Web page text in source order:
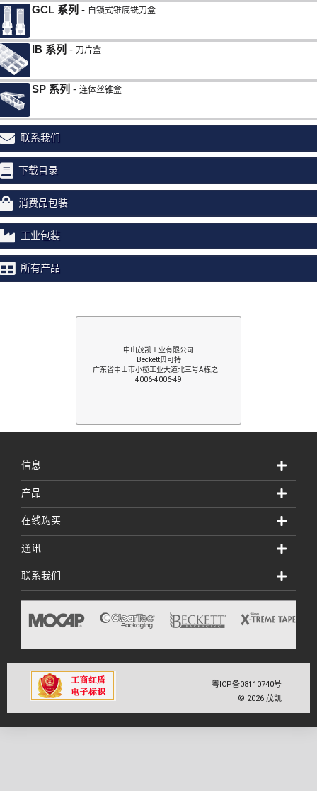
GCL 自锁式锥底铣刀盒
IB 刀片盒
SP 连体丝锥盒
联系我们
下载目录
消费品包装
工业包装
所有产品
中山茂凯工业有限公司
Beckett贝可特
广东省中山市小榄工业大道北三号A栋之一
4006-4006-49
信息
产品
在线购买
通讯
联系我们
粤ICP备08110740号
© 2026 茂凯